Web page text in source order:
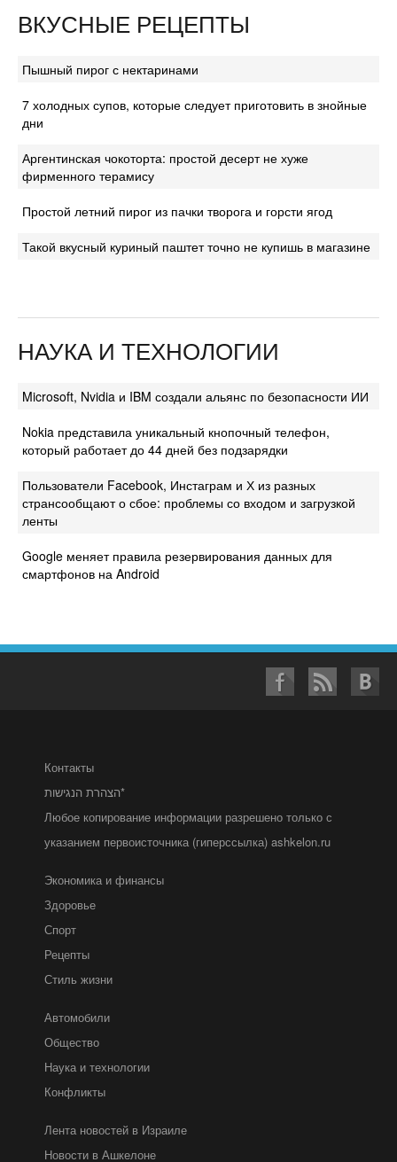
ВКУСНЫЕ РЕЦЕПТЫ
Пышный пирог с нектаринами
7 холодных супов, которые следует приготовить в знойные
дни
Аргентинская чокоторта: простой десерт не хуже
фирменного терамису
Простой летний пирог из пачки творога и горсти ягод
Такой вкусный куриный паштет точно не купишь в магазине
НАУКА И ТЕХНОЛОГИИ
Microsoft, Nvidia и IBM создали альянс по безопасности ИИ
Nokia представила уникальный кнопочный телефон,
который работает до 44 дней без подзарядки
Пользователи Facebook, Инстаграм и Х из разных
странсообщают о сбое: проблемы со входом и загрузкой
ленты
Google меняет правила резервирования данных для
смартфонов на Android
Контакты
הצהרת הנגישות*
Любое копирование информации разрешено только с
указанием первоисточника (гиперссылка) ashkelon.ru
Экономика и финансы
Здоровье
Спорт
Рецепты
Стиль жизни
Автомобили
Общество
Наука и технологии
Конфликты
Лента новостей в Израиле
Новости в Ашкелоне